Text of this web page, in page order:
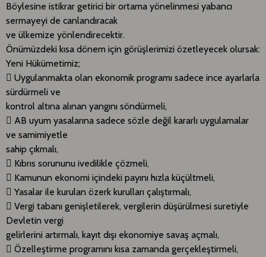
Böylesine istikrar getirici bir ortama yönelinmesi yabancı
sermayeyi de canlandıracak
ve ülkemize yönlendirecektir.
Önümüzdeki kısa dönem için görüşlerimizi özetleyecek olursak:
Yeni Hükümetimiz;
 Uygulanmakta olan ekonomik programı sadece ince ayarlarla
sürdürmeli ve
kontrol altına alınan yangını söndürmeli,
 AB uyum yasalarına sadece sözle değil kararlı uygulamalar
ve samimiyetle
sahip çıkmalı,
 Kıbrıs sorununu ivedilikle çözmeli,
 Kamunun ekonomi içindeki payını hızla küçültmeli,
 Yasalar ile kurulan özerk kurulları çalıştırmalı,
 Vergi tabanı genişletilerek, vergilerin düşürülmesi suretiyle
Devletin vergi
gelirlerini artırmalı, kayıt dışı ekonomiye savaş açmalı,
 Özelleştirme programını kısa zamanda gerçekleştirmeli,